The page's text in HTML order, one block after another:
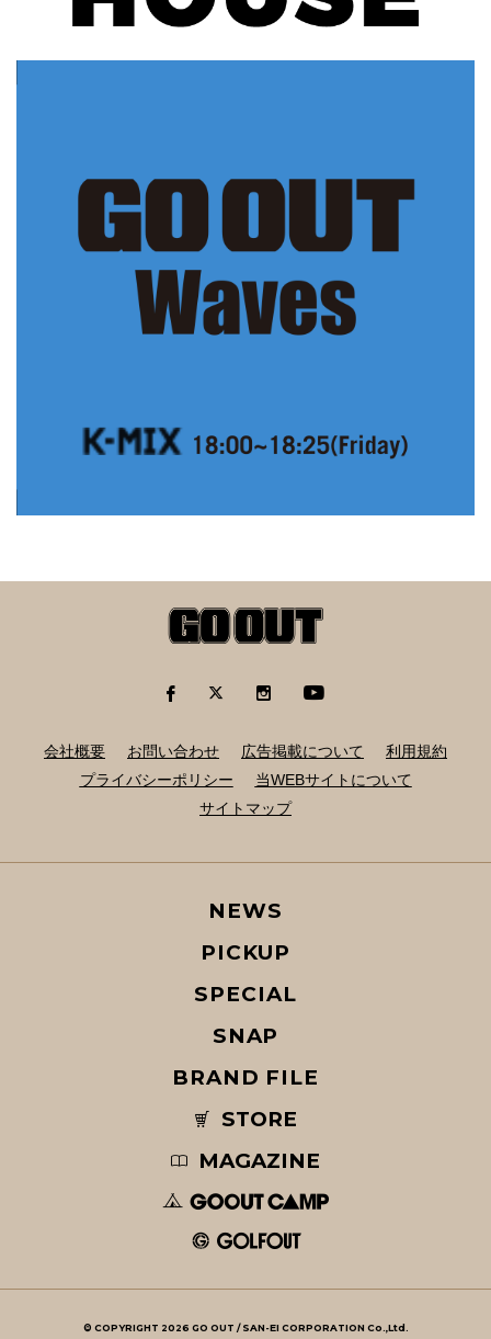
会社概要 お問い合わせ 広告掲載について
利用規約
プライバシーポリシー
当WEBサイトについて
サイトマップ
© COPYRIGHT 2026 GO OUT / SAN-EI CORPORATION Co.,Ltd.
NEWS
PICKUP
SPECIAL
SNAP
BRAND FILE
STORE
MAGAZINE